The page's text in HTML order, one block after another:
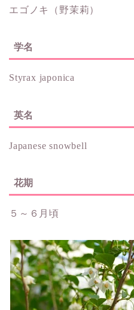
エゴノキ（野茉莉）
学名
Styrax japonica
英名
Japanese snowbell
花期
５～６月頃